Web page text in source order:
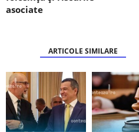
asociate
ARTICOLE SIMILARE